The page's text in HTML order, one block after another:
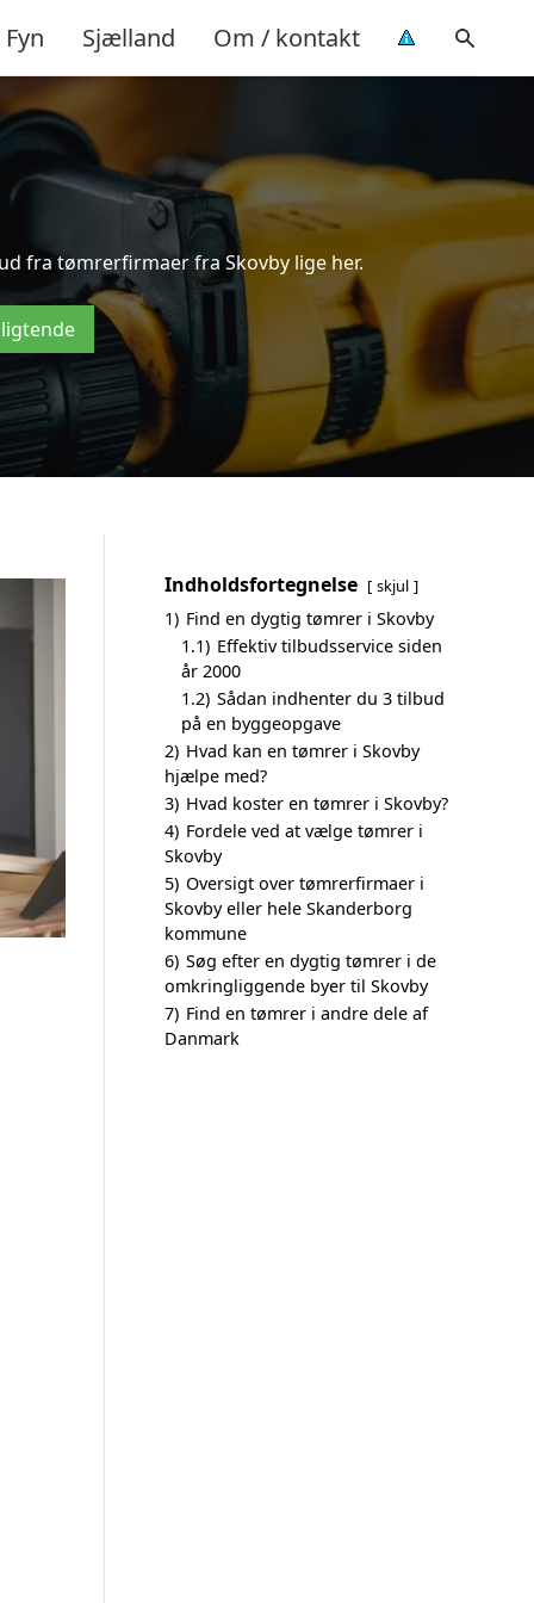
Fyn Sjælland Om / kontakt
fra tømrerfirmaer fra Skovby lige her.
Indholdsfortegnelse skjul
1) Find en dygtig tømrer i Skovby
1.1) Effektiv tilbudsservice siden
år 2000
1.2) Sådan indhenter du 3 tilbud
på en byggeopgave
2) Hvad kan en tømrer i Skovby
hjælpe med?
3) Hvad koster en tømrer i Skovby?
4) Fordele ved at vælge tømrer i
Skovby
5) Oversigt over tømrerfirmaer i
Skovby eller hele Skanderborg
kommune
6) Søg efter en dygtig tømrer i de
omkringliggende byer til Skovby
7) Find en tømrer i andre dele af
Danmark